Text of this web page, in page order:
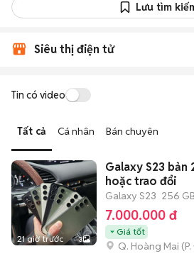
Nguồn lựa chọn phong phú: Hơn 62 tin
Chủ động kiểm tra máy: Dễ dàng hẹn gặp
hình, màn hình và các chức năng của máy
chốt nhanh khi cả hai bên đồng ý về mức giá.
Lưu tìm
Siêu thị điện tử
Tin có video
Tất cả Cá nhân Bán chuyên
21 giờ trước 3
Galaxy S23 bản
hoặc trao đổi
Galaxy S23 256 GB
7.000.000 đ
Giá tốt
Q. Hoàng Mai (